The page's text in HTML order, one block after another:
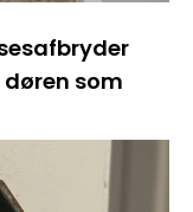
som